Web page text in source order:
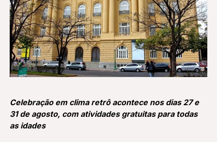
Celebração em clima retrô acontece nos dias 27 e
31 de agosto, com atividades gratuitas para todas
as idades